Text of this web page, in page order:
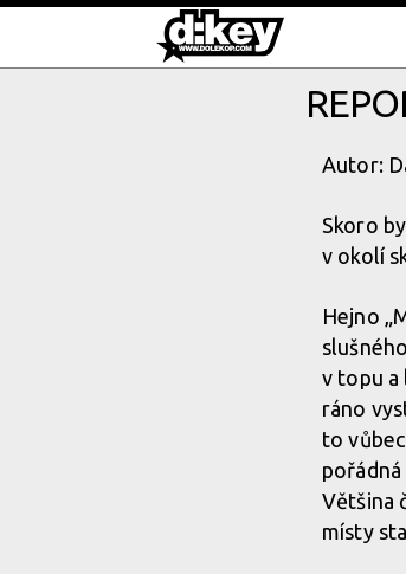
Autor:
Skoro
v okolí
Hejno
v topu a
ráno
to
Většina
místy